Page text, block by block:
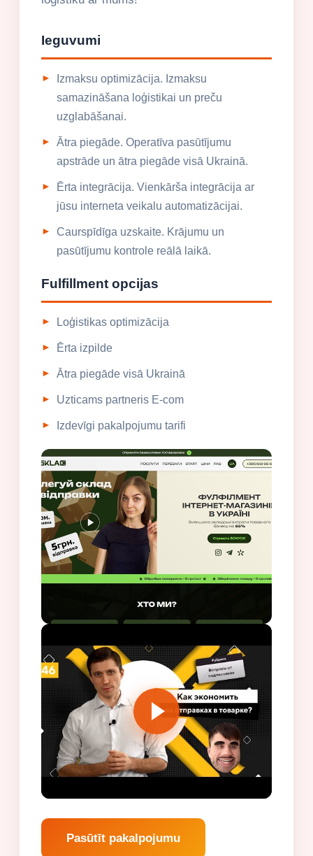
Ieguvumi
Izmaksu optimizācija. Izmaksu
samazināšana loģistikai un preču
uzglabāšanai.
Ātra piegāde. Operatīva pasūtījumu
apstrāde un ātra piegāde visā Ukrainā.
Ērta integrācija. Vienkārša integrācija ar
jūsu interneta veikalu automatizācijai.
Caurspīdīga uzskaite. Krājumu un
pasūtījumu kontrole reālā laikā.
Fulfillment opcijas
Loģistikas optimizācija
Ērta izpilde
Ātra piegāde visā Ukrainā
Uzticams partneris E-com
Izdevīgi pakalpojumu tarifi
Pasūtīt pakalpojumu